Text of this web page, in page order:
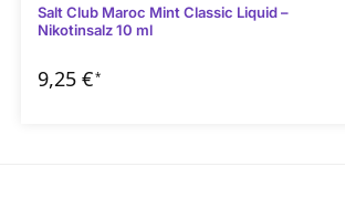
Salt Club Maroc Mint Classic Liquid –
Nikotinsalz 10 ml
9,25 €*